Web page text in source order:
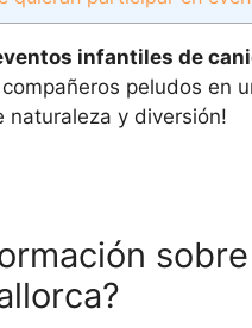
infantiles de
peludos en
y diversión!